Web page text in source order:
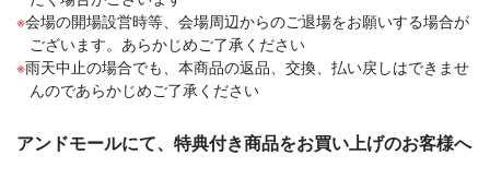
会場の開場設営時等、会場周辺からのご退場をお願いする場合が
ございます。あらかじめご了承ください
雨天中止の場合でも、本商品の返品、交換、払い戻しはできませ
んのであらかじめご了承ください
アンドモールにて、特典付き商品をお買い上げのお客様へ